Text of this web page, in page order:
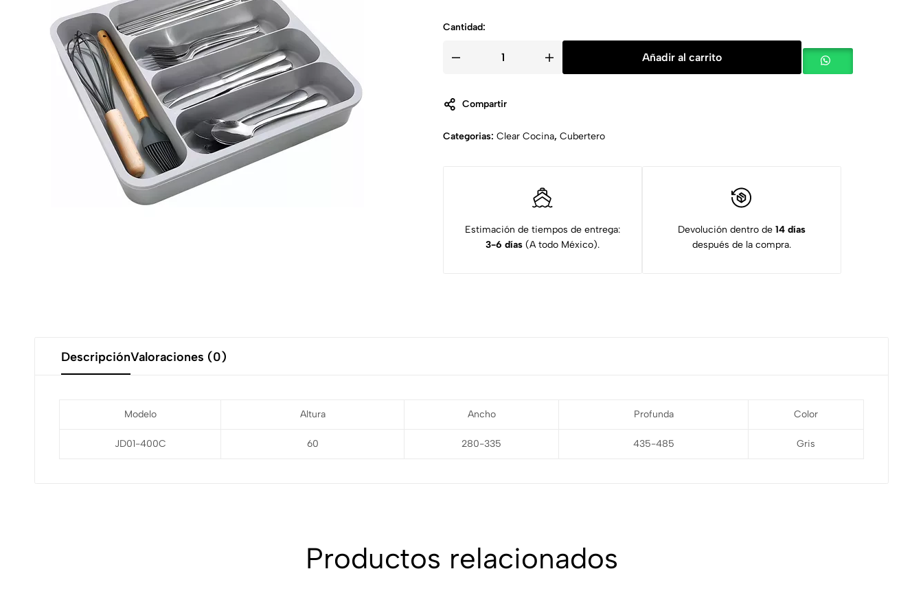
cocinas,
Cantidad:
Añadir al carrito
Compartir
Categorias: Clear Cocina, Cubertero
Estimación de tiempos de entrega:
3-6 días (A todo México).
Devolución dentro de 14 días
después de la compra.
DescripciónValoraciones (0)
Modelo Altura Ancho Profunda Color
JD01-400C 60 280-335 435-485 Gris
Productos relacionados